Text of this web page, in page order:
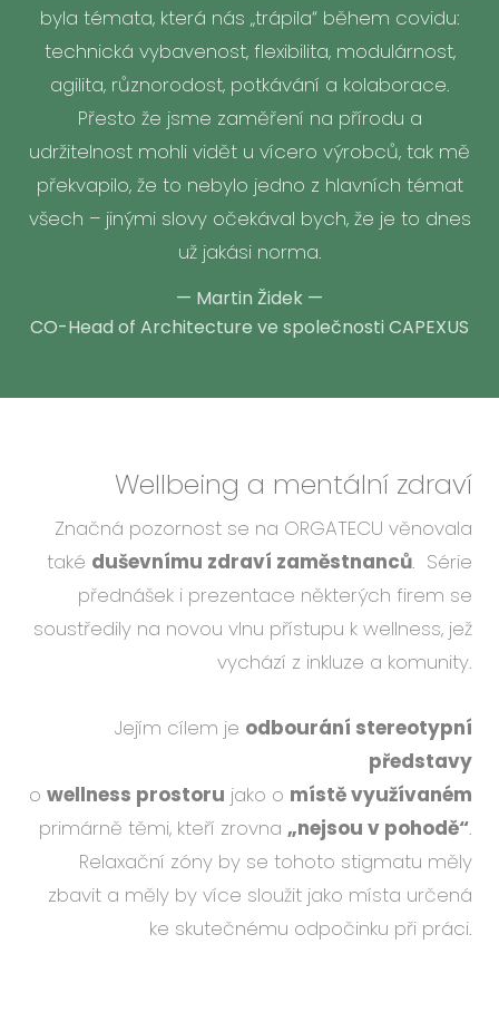
byla témata, která nás „trápila“ během covidu:
technická vybavenost, flexibilita, modulárnost,
agilita, různorodost, potkávání a kolaborace.
Přesto že jsme zaměření na přírodu a
udržitelnost mohli vidět u vícero výrobců, tak mě
překvapilo, že to nebylo jedno z hlavních témat
všech – jinými slovy očekával bych, že je to dnes
už jakási norma.
— Martin Židek —
CO-Head of Architecture ve společnosti CAPEXUS
Wellbeing a mentální zdraví
Značná pozornost se na ORGATECU věnovala
také duševnímu zdraví zaměstnanců. Série
přednášek i prezentace některých firem se
soustředily na novou vlnu přístupu k wellness, jež
vychází z inkluze a komunity.
Jejím cílem je odbourání stereotypní
představy
o wellness prostoru jako o místě využívaném
primárně těmi, kteří zrovna „nejsou v pohodě“.
Relaxační zóny by se tohoto stigmatu měly
zbavit a měly by více sloužit jako místa určená
ke skutečnému odpočinku při práci.